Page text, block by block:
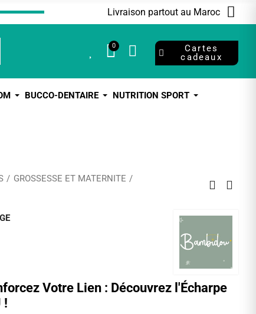
Livraison partout au Maroc
0
Cartes
cadeaux
BUCCO-DENTAIRE NUTRITION SPORT
GROSSESSE ET MATERNITE
Votre Lien : Découvrez l'Écharpe
!